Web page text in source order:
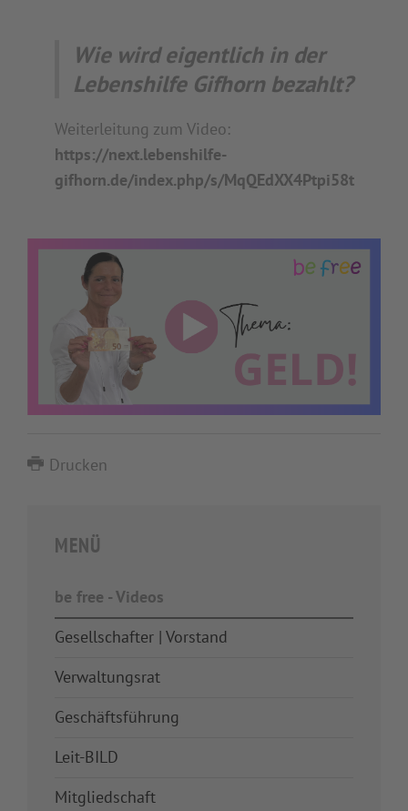
Wie wird eigentlich in der
Lebenshilfe Gifhorn bezahlt?
Weiterleitung zum Video:
https://next.lebenshilfe-
gifhorn.de/index.php/s/MqQEdXX4Ptpi58t
Drucken
MENÜ
be free - Videos
Gesellschafter | Vorstand
Verwaltungsrat
Geschäftsführung
Leit-BILD
Mitgliedschaft